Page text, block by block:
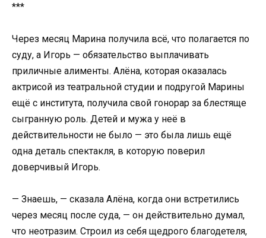
***
Через месяц Марина получила всё, что полагается по
суду, а Игорь — обязательство выплачивать
приличные алименты. Алёна, которая оказалась
актрисой из театральной студии и подругой Марины
ещё с института, получила свой гонорар за блестяще
сыгранную роль. Детей и мужа у неё в
действительности не было — это была лишь ещё
одна деталь спектакля, в которую поверил
доверчивый Игорь.
— Знаешь, — сказала Алёна, когда они встретились
через месяц после суда, — он действительно думал,
что неотразим. Строил из себя щедрого благодетеля,